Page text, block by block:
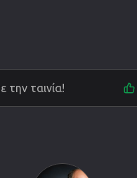
την ταινία!